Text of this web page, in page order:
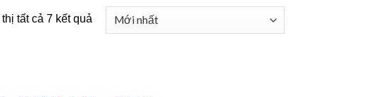
tất cả 7 kết quả